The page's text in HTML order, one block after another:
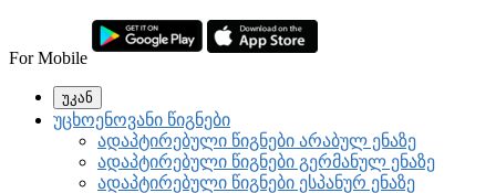
For Mobile
უკან
უცხოენოვანი წიგნები
ადაპტირებული წიგნები არაბულ ენაზე
ადაპტირებული წიგნები გერმანულ ენაზე
ადაპტირებული წიგნები ესპანურ ენაზე